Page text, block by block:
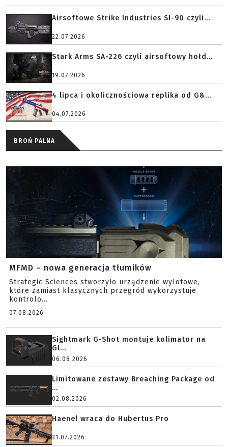
Airsoftowe Strike Industries SI-90 czyli...
22.07.2026
Stark Arms SA-226 czyli airsoftowy hołd...
19.07.2026
4 lipca i okolicznościowa replika od G&...
04.07.2026
BROŃ PALNA
MFMD – nowa generacja tłumików
Strategic Sciences stworzyło urządzenie wylotowe,
które zamiast klasycznych przegród wykorzystuje
kontrolo...
07.08.2026
Sightmark G-Shot montuje kolimator na
Gl...
06.08.2026
Limitowane zestawy Breaching Package od
...
02.08.2026
Haenel wraca do Hubertus Pro
31.07.2026